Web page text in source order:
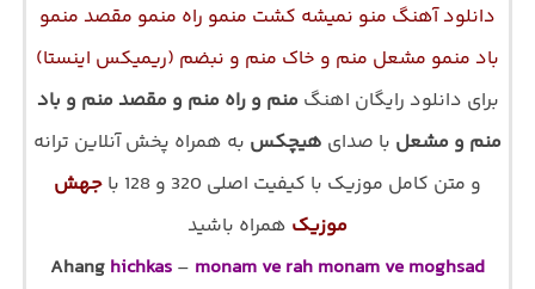
دانلود آهنگ منو نمیشه کشت منمو راه منمو مقصد منمو
باد منمو مشعل منم و خاک منم و نبضم (ریمیکس اینستا)
برای دانلود رایگان اهنگمنم و راه منم و مقصد منم و باد
منم و مشعل با صدای هیچکس به همراه پخش آنلاین ترانه
و متن کامل موزیک با کیفیت اصلی 320 و 128 با
جهش
موزیک همراه باشید
Ahang hichkas – monam ve rah monam ve moghsad